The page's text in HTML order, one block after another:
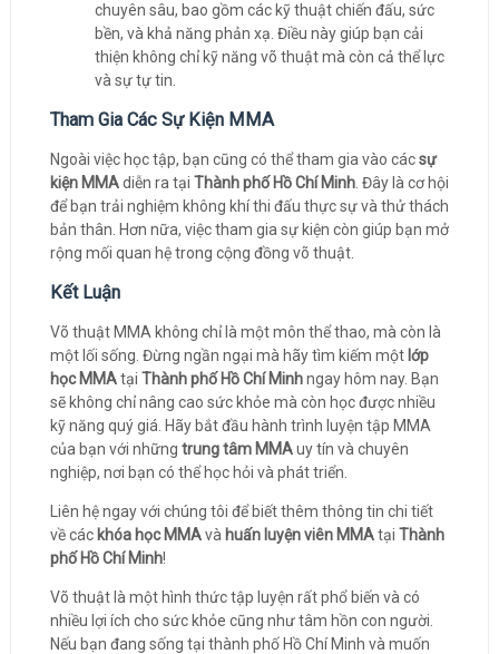
chuyên sâu, bao gồm các kỹ thuật chiến đấu, sức
bền, và khả năng phản xạ. Điều này giúp bạn cải
thiện không chỉ kỹ năng võ thuật mà còn cả thể lực
và sự tự tin.
Tham Gia Các Sự Kiện MMA
Ngoài việc học tập, bạn cũng có thể tham gia vào cácsự
kiện MMAdiễn ra tại Thành phố Hồ Chí Minh. Đây là cơ hội
để bạn trải nghiệm không khí thi đấu thực sự và thử thách
bản thân. Hơn nữa, việc tham gia sự kiện còn giúp bạn mở
rộng mối quan hệ trong cộng đồng võ thuật.
Kết Luận
Võ thuật MMA không chỉ là một môn thể thao, mà còn là
một lối sống. Đừng ngần ngại mà hãy tìm kiếm một lớp
học MMAtại Thành phố Hồ Chí Minhngay hôm nay. Bạn
sẽ không chỉ nâng cao sức khỏe mà còn học được nhiều
kỹ năng quý giá. Hãy bắt đầu hành trình luyện tập MMA
của bạn với những trung tâm MMAuy tín và chuyên
nghiệp, nơi bạn có thể học hỏi và phát triển.
Liên hệ ngay với chúng tôi để biết thêm thông tin chi tiết
về các khóa học MMAvà huấn luyện viên MMAtại Thành
phố Hồ Chí Minh!
Võ thuật là một hình thức tập luyện rất phổ biến và có
nhiều lợi ích cho sức khỏe cũng như tâm hồn con người.
Nếu bạn đang sống tại thành phố Hồ Chí Minh và muốn